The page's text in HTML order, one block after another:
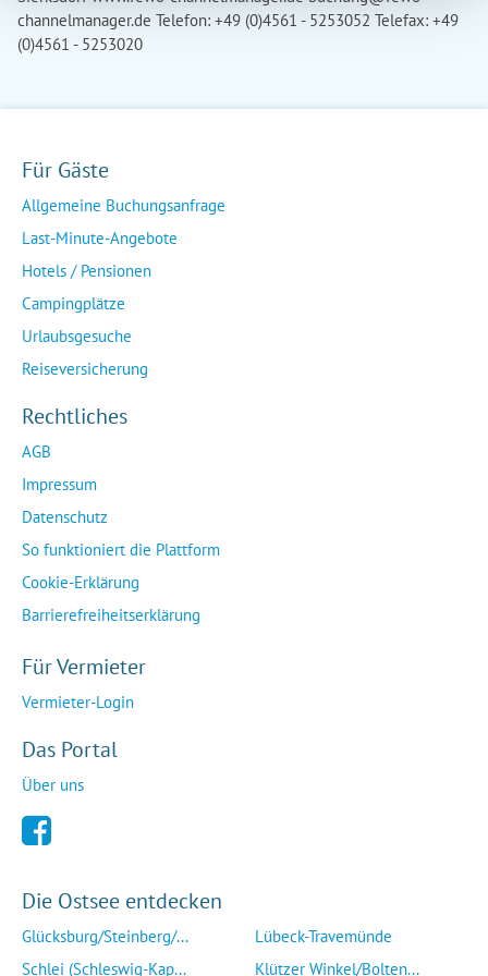
channelmanager.de Telefon: +49 (0)4561 - 5253052 Telefax: +49
(0)4561 - 5253020
Für Gäste
Allgemeine Buchungsanfrage
Last-Minute-Angebote
Hotels / Pensionen
Campingplätze
Urlaubsgesuche
Reiseversicherung
Rechtliches
AGB
Impressum
Datenschutz
So funktioniert die Plattform
Cookie-Erklärung
Barrierefreiheitserklärung
Für Vermieter
Vermieter-Login
Das Portal
Über uns
Die Ostsee entdecken
Glücksburg/Steinberg/...
Schlei (Schleswig-Kap...
Lübeck-Travemünde
Klützer Winkel/Bolten...